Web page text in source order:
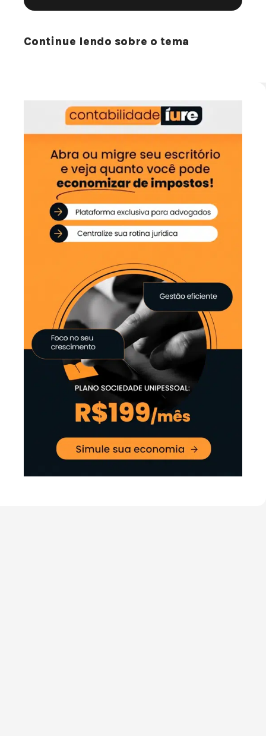
Continue lendo sobre o tema